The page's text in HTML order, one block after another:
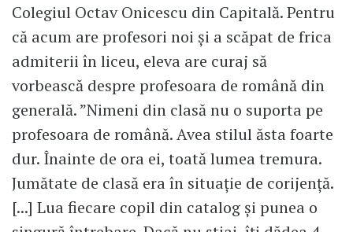
Colegiul Octav Onicescu din Capitală. Pentru
că acum are profesori noi și a scăpat de frica
admiterii în liceu, eleva are curaj să
vorbească despre profesoara de română din
generală. ”Nimeni din clasă nu o suporta pe
profesoara de română. Avea stilul ăsta foarte
dur. Înainte de ora ei, toată lumea tremura.
Jumătate de clasă era în situație de corijență.
[...] Lua fiecare copil din catalog și punea o